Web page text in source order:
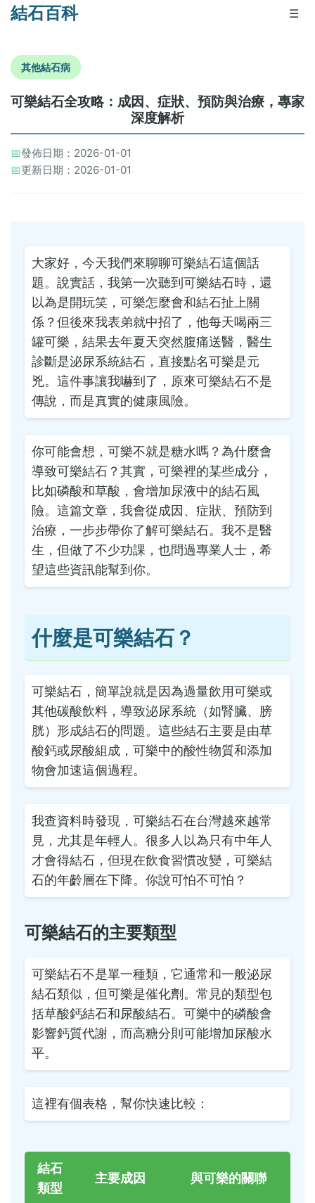
結石百科 ☰
其他結石病
可樂結石全攻略：成因、症狀、預防與治療，專家
深度解析
📅發佈日期：2026-01-01
📅更新日期：2026-01-01
大家好，今天我們來聊聊可樂結石這個話
題。說實話，我第一次聽到可樂結石時，還
以為是開玩笑，可樂怎麼會和結石扯上關
係？但後來我表弟就中招了，他每天喝兩三
罐可樂，結果去年夏天突然腹痛送醫，醫生
診斷是泌尿系統結石，直接點名可樂是元
兇。這件事讓我嚇到了，原來可樂結石不是
傳說，而是真實的健康風險。
你可能會想，可樂不就是糖水嗎？為什麼會
導致可樂結石？其實，可樂裡的某些成分，
比如磷酸和草酸，會增加尿液中的結石風
險。這篇文章，我會從成因、症狀、預防到
治療，一步步帶你了解可樂結石。我不是醫
生，但做了不少功課，也問過專業人士，希
望這些資訊能幫到你。
什麼是可樂結石？
可樂結石，簡單說就是因為過量飲用可樂或
其他碳酸飲料，導致泌尿系統（如腎臟、膀
胱）形成結石的問題。這些結石主要是由草
酸鈣或尿酸組成，可樂中的酸性物質和添加
物會加速這個過程。
我查資料時發現，可樂結石在台灣越來越常
見，尤其是年輕人。很多人以為只有中年人
才會得結石，但現在飲食習慣改變，可樂結
石的年齡層在下降。你說可怕不可怕？
可樂結石的主要類型
可樂結石不是單一種類，它通常和一般泌尿
結石類似，但可樂是催化劑。常見的類型包
括草酸鈣結石和尿酸結石。可樂中的磷酸會
影響鈣質代謝，而高糖分則可能增加尿酸水
平。
這裡有個表格，幫你快速比較：
結石
類型
主要成因 與可樂的關聯